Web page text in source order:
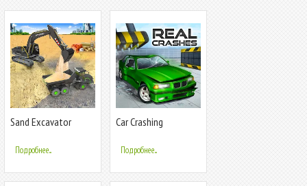
Sand Excavator
Подробнее...
Car Crashing
Подробнее...